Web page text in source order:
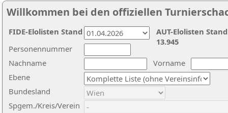
Willkommen bei den offiziellen
Nachname
Vorname
Ebene
Personennummer
Bundesland
Spgem./Kreis/Verein
AUT-Elolisten
13.945
FIDE-Elolisten Stand